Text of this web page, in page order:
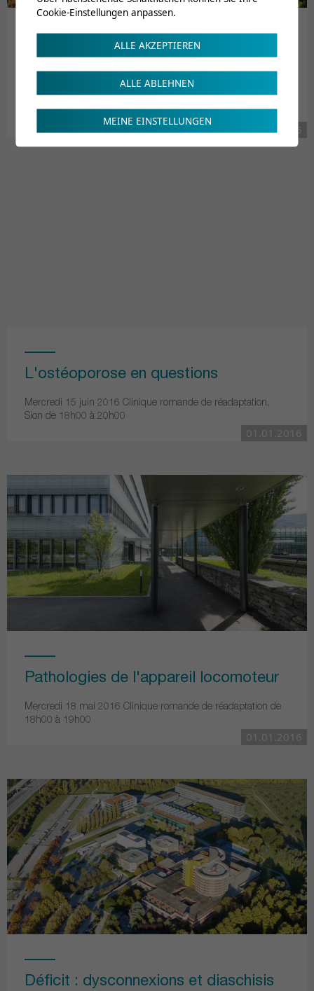
Les maladies du motoneurone : prise
en charge et perspectives
01.01.2016
L'ostéoporose en questions
Mercredi 15 juin 2016 Clinique romande de réadaptation,
Sion de 18h00 à 20h00
01.01.2016
Pathologies de l'appareil locomoteur
Mercredi 18 mai 2016 Clinique romande de réadaptation de
18h00 à 19h00
01.01.2016
Déficit : dysconnexions et diaschisis
Cookie-Einstellungen anpassen.
ALLE AKZEPTIEREN
ALLE ABLEHNEN
MEINE EINSTELLUNGEN